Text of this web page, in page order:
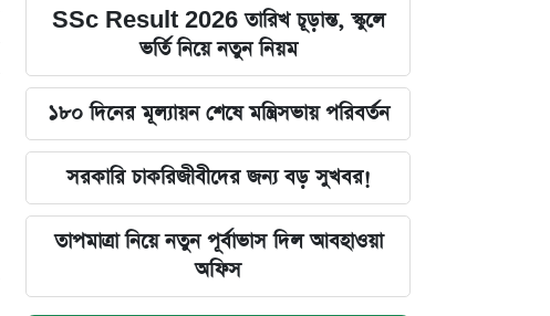
SSc Result 2026 তারিখ চূড়ান্ত, স্কুলে
ভর্তি নিয়ে নতুন নিয়ম
১৮০ দিনের মূল্যায়ন শেষে মন্ত্রিসভায় পরিবর্তন
সরকারি চাকরিজীবীদের জন্য বড় সুখবর!
তাপমাত্রা নিয়ে নতুন পূর্বাভাস দিল আবহাওয়া
অফিস